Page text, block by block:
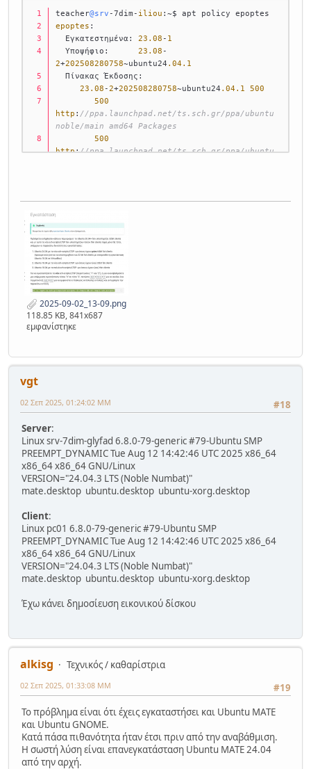
teacher@srv -7dim- iliou :~$ apt policy epoptes
epoptes :
Εγκατεστημένα: 23.08 - 1
Υποψήφιο: 23.08 -
2+202508280758~ubuntu24 .04.1
Πίνακας Έκδοσης:
23.08 -2+202508280758~ubuntu24 .04.1
500
500
http : //ppa.launchpad.net/ts.sch.gr/ppa/ubuntu
noble/main amd64 Packages
500
http://ppa.launchpad.net/ts.sch.gr/ppa/ubuntu
http://gr.archive.ubuntu.com/ubuntu
500
http://gr.archive.ubuntu.com/ubuntu
noble/universe i386 Packages
100 /
teacher@srv-7dim-
Traceback (most recent call last):
File
"/usr/bin/epoptes"
<module>
from
<module>
'distutils'
2025-09-02_13-09.png
118.85 KB, 841x687
εμφανίστηκε
vgt
#18
02 Σεπ 2025, 01:24:02 ΜΜ
Server:
Linux srv-7dim-glyfad 6.8.0-79-generic #79-Ubuntu SMP
PREEMPT_DYNAMIC Tue Aug 12 14:42:46 UTC 2025 x86_64
x86_64 x86_64 GNU/Linux
VERSION="24.04.3 LTS (Noble Numbat)"
mate.desktop ubuntu.desktop ubuntu-xorg.desktop
Client:
Linux pc01 6.8.0-79-generic #79-Ubuntu SMP
PREEMPT_DYNAMIC Tue Aug 12 14:42:46 UTC 2025 x86_64
x86_64 x86_64 GNU/Linux
VERSION="24.04.3 LTS (Noble Numbat)"
mate.desktop ubuntu.desktop ubuntu-xorg.desktop
Έχω κάνει δημοσίευση εικονικού δίσκου
alkisg
Τεχνικός / καθαρίστρια
#19
02 Σεπ 2025, 01:33:08 ΜΜ
Το πρόβλημα είναι ότι έχεις εγκαταστήσει και Ubuntu MATE
και Ubuntu GNOME.
Κατά πάσα πιθανότητα ήταν έτσι πριν από την αναβάθμιση.
Η σωστή λύση είναι επανεγκατάσταση Ubuntu MATE 24.04
από την αρχή.